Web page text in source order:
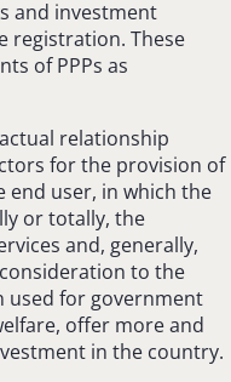
and investment
registration. These
of PPPs as
relationship
for the provision of
end user, in which the
or totally, the
and, generally,
to the
used for government
offer more and
in the country.